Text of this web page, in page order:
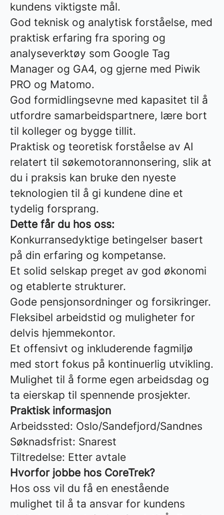
kundens viktigste mål.
God teknisk og analytisk forståelse, med
praktisk erfaring fra sporing og
analyseverktøy som Google Tag
Manager og GA4, og gjerne med Piwik
PRO og Matomo.
God formidlingsevne med kapasitet til å
utfordre samarbeidspartnere, lære bort
til kolleger og bygge tillit.
Praktisk og teoretisk forståelse av AI
relatert til søkemotorannonsering, slik at
du i praksis kan bruke den nyeste
teknologien til å gi kundene dine et
tydelig forsprang.
Dette får du hos oss:
Konkurransedyktige betingelser basert
på din erfaring og kompetanse.
Et solid selskap preget av god økonomi
og etablerte strukturer.
Gode pensjonsordninger og forsikringer.
Fleksibel arbeidstid og muligheter for
delvis hjemmekontor.
Et offensivt og inkluderende fagmiljø
med stort fokus på kontinuerlig utvikling.
Mulighet til å forme egen arbeidsdag og
ta eierskap til spennende prosjekter.
Praktisk informasjon
Arbeidssted: Oslo/Sandefjord/Sandnes
Søknadsfrist: Snarest
Tiltredelse: Etter avtale
Hvorfor jobbe hos CoreTrek?
Hos oss vil du få en enestående
mulighet til å ta ansvar for kundens